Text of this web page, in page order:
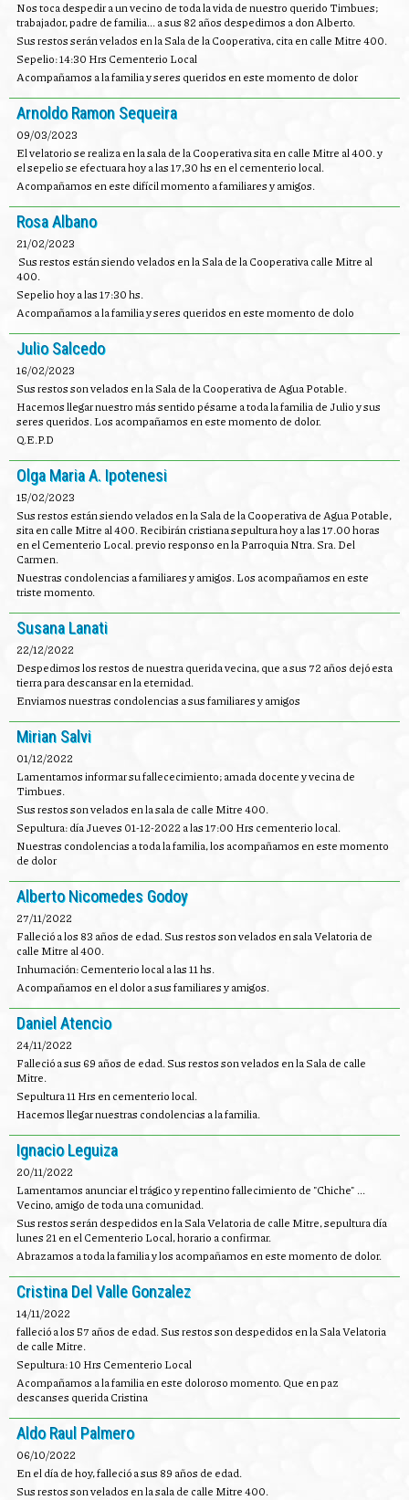
Nos toca despedir a un vecino de toda la vida de nuestro querido Timbues;
trabajador, padre de familia... a sus 82 años despedimos a don Alberto.
Sus restos serán velados en la Sala de la Cooperativa, cita en calle Mitre 400.
Sepelio: 14:30 Hrs Cementerio Local
Acompañamos a la familia y seres queridos en este momento de dolor
Arnoldo Ramon Sequeira
09/03/2023
El velatorio se realiza en la sala de la Cooperativa sita en calle Mitre al 400. y
el sepelio se efectuara hoy a las 17,30 hs en el cementerio local.
Acompañamos en este difícil momento a familiares y amigos.
Rosa Albano
21/02/2023
Sus restos están siendo velados en la Sala de la Cooperativa calle Mitre al
400.
Sepelio hoy a las 17:30 hs.
Acompañamos a la familia y seres queridos en este momento de dolo
Julio Salcedo
16/02/2023
Sus restos son velados en la Sala de la Cooperativa de Agua Potable.
Hacemos llegar nuestro más sentido pésame a toda la familia de Julio y sus
seres queridos. Los acompañamos en este momento de dolor.
Q.E.P.D
Olga Maria A. Ipotenesi
15/02/2023
Sus restos están siendo velados en la Sala de la Cooperativa de Agua Potable,
sita en calle Mitre al 400. Recibirán cristiana sepultura hoy a las 17.00 horas
en el Cementerio Local. previo responso en la Parroquia Ntra. Sra. Del
Carmen.
Nuestras condolencias a familiares y amigos. Los acompañamos en este
triste momento.
Susana Lanati
22/12/2022
Despedimos los restos de nuestra querida vecina, que a sus 72 años dejó esta
tierra para descansar en la eternidad.
Enviamos nuestras condolencias a sus familiares y amigos
Mirian Salvi
01/12/2022
Lamentamos informar su fallececimiento; amada docente y vecina de
Timbues.
Sus restos son velados en la sala de calle Mitre 400.
Sepultura: día Jueves 01-12-2022 a las 17:00 Hrs cementerio local.
Nuestras condolencias a toda la familia, los acompañamos en este momento
de dolor
Alberto Nicomedes Godoy
27/11/2022
Falleció a los 83 años de edad. Sus restos son velados en sala Velatoria de
calle Mitre al 400.
Inhumación: Cementerio local a las 11 hs.
Acompañamos en el dolor a sus familiares y amigos.
Daniel Atencio
24/11/2022
Falleció a sus 69 años de edad. Sus restos son velados en la Sala de calle
Mitre.
Sepultura 11 Hrs en cementerio local.
Hacemos llegar nuestras condolencias a la familia.
Ignacio Leguiza
20/11/2022
Lamentamos anunciar el trágico y repentino fallecimiento de "Chiche" ...
Vecino, amigo de toda una comunidad.
Sus restos serán despedidos en la Sala Velatoria de calle Mitre, sepultura día
lunes 21 en el Cementerio Local, horario a confirmar.
Abrazamos a toda la familia y los acompañamos en este momento de dolor.
Cristina Del Valle Gonzalez
14/11/2022
falleció a los 57 años de edad. Sus restos son despedidos en la Sala Velatoria
de calle Mitre.
Sepultura: 10 Hrs Cementerio Local
Acompañamos a la familia en este doloroso momento. Que en paz
descanses querida Cristina
Aldo Raul Palmero
06/10/2022
En el día de hoy, falleció a sus 89 años de edad.
Sus restos son velados en la sala de calle Mitre 400.